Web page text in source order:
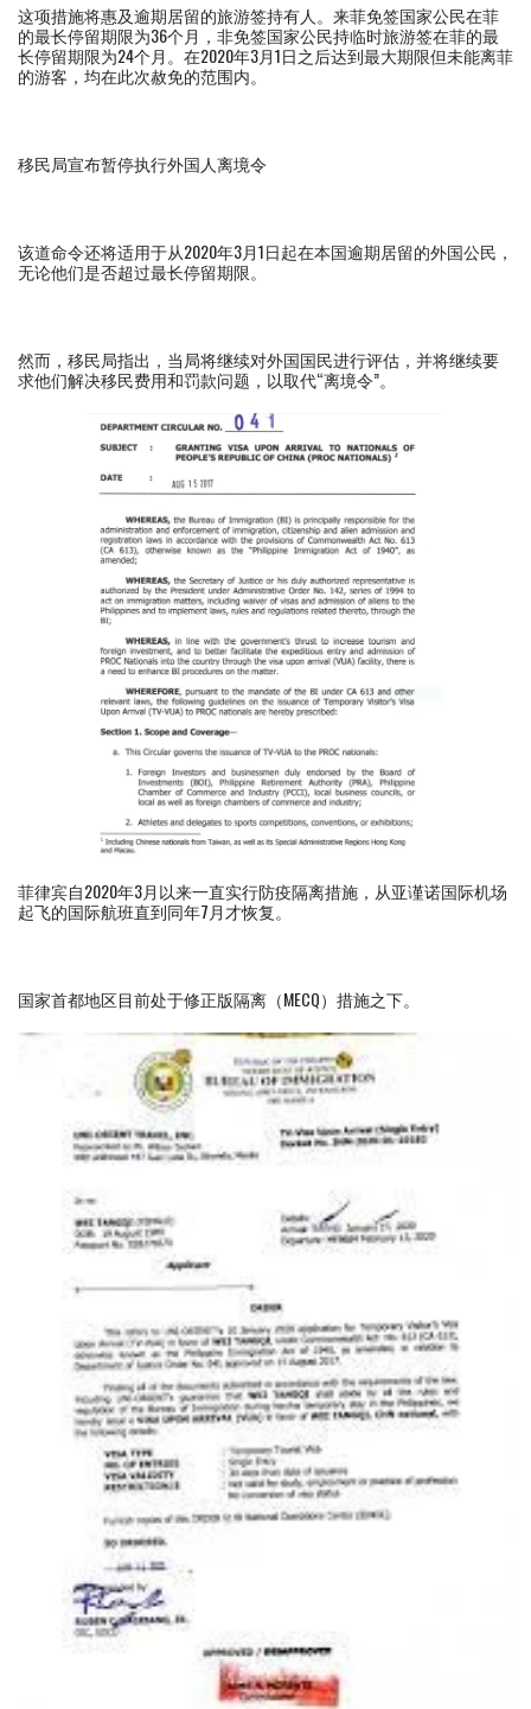
这项措施将惠及逾期居留的旅游签持有人。来菲免签国家公民在菲
的最长停留期限为36个月，非免签国家公民持临时旅游签在菲的最
长停留期限为24个月。在2020年3月1日之后达到最大期限但未能离菲
的游客，均在此次赦免的范围内。
移民局宣布暂停执行外国人离境令
该道命令还将适用于从2020年3月1日起在本国逾期居留的外国公民，
无论他们是否超过最长停留期限。
然而，移民局指出，当局将继续对外国国民进行评估，并将继续要
求他们解决移民费用和罚款问题，以取代“离境令”。
菲律宾自2020年3月以来一直实行防疫隔离措施，从亚谨诺国际机场
起飞的国际航班直到同年7月才恢复。
国家首都地区目前处于修正版隔离（MECQ）措施之下。